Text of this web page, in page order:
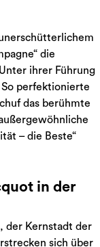
die
ihrer Führung
perfektionierte
das berühmte
– die Beste“
in der
der Kernstadt der
sich über